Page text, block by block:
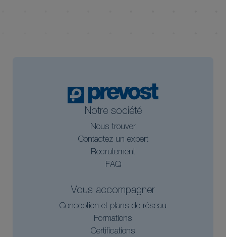
Notre société
Nous trouver
Contactez un expert
Recrutement
FAQ
Vous accompagner
Conception et plans de réseau
Formations
Certifications